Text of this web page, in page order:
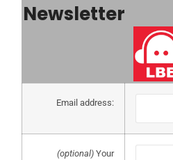
Newsletter
Email address:
(optional) Your